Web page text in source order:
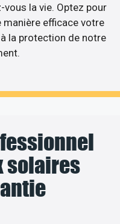
la vie. Optez pour
efficace votre
la protection de notre
solaires